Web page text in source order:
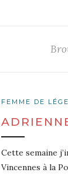
FEMME DE
Cette semaine
Vincennes à la